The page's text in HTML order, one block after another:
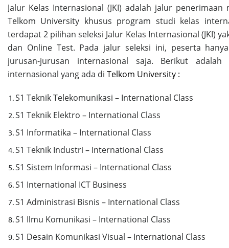
Jalur Kelas Internasional (JKI) adalah jalur penerimaan
Telkom University khusus program studi kelas
terdapat 2 pilihan seleksi Jalur Kelas Internasional (JKI)
dan Online Test. Pada jalur seleksi ini, peserta
jurusan-jurusan internasional saja. Berikut adalah
internasional yang ada di Telkom University :
S1 Teknik Telekomunikasi – International Class
S1 Teknik Elektro – International Class
S1 Informatika – International Class
S1 Teknik Industri – International Class
S1 Sistem Informasi – International Class
S1 International ICT Business
S1 Administrasi Bisnis – International Class
S1 Ilmu Komunikasi – International Class
S1 Desain Komunikasi Visual – International Class